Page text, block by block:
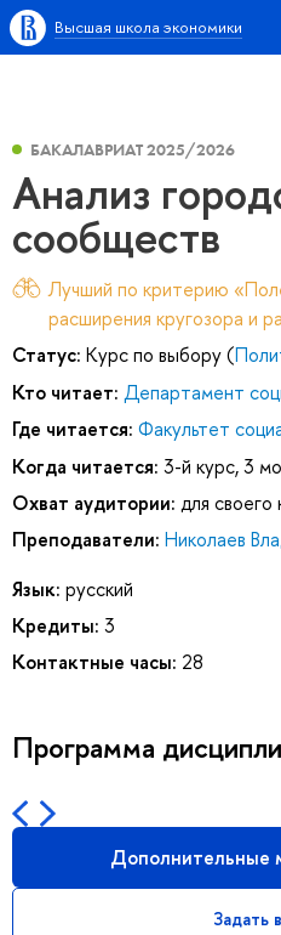
Высшая школа экономики
БАКАЛАВРИАТ 2025/2026
Анализ
сообществ
Лучший по критерию
расширения кругозора и
Статус: Курс по выбору (
Кто читает: Департамент
Где читается: Факультет
Когда читается: 3-й курс, 3
Охват аудитории: для своего
Преподаватели: Николаев
Язык: русский
Кредиты: 3
Контактные часы: 28
Программа
Дополнительные
Задать